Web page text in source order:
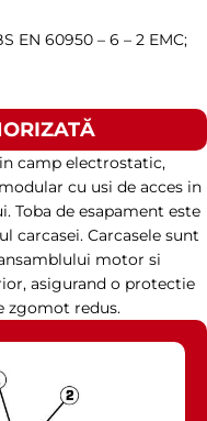
EN 60950 – 6 – 2 EMC;
camp electrostatic,
cu usi de acces in
Toba de esapament este
carcasei. Carcasele sunt
motor si
asigurand o protectie
zgomot redus.